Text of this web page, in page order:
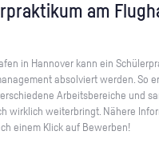
am
in Han­no­ver kann ein
ab­sol­viert wer­den. So
Ar­beits­be­rei­che und
wirk­lich wei­ter­bringt. Nä­he­re
einem Klick auf Be­wer­ben!